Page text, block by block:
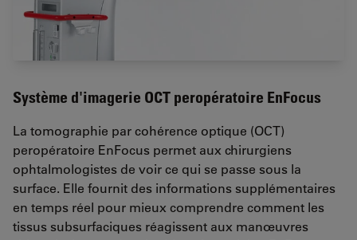
Système d'imagerie OCT peropératoire EnFocus
La tomographie par cohérence optique (OCT)
peropératoire EnFocus permet aux chirurgiens
ophtalmologistes de voir ce qui se passe sous la
surface. Elle fournit des informations supplémentaires
en temps réel pour mieux comprendre comment les
tissus subsurfaciques réagissent aux manœuvres